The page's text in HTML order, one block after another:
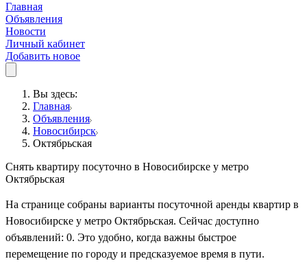
Главная
Объявления
Новости
Личный кабинет
Добавить новое
Вы здесь:
Главная
Объявления
Новосибирск
Октябрьская
Снять квартиру посуточно в Новосибирске у метро
Октябрьская
На странице собраны варианты посуточной аренды квартир в
Новосибирске у метро Октябрьская. Сейчас доступно
объявлений: 0. Это удобно, когда важны быстрое
перемещение по городу и предсказуемое время в пути.